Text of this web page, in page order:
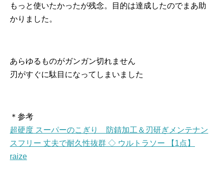
もっと使いたかったが残念。目的は達成したのでまあ助
かりました。
あらゆるものがガンガン切れません
刃がすぐに駄目になってしまいました
＊参考
超硬度 スーパーのこぎり 防錆加工＆刃研ぎメンテナン
スフリー 丈夫で耐久性抜群 ◇ ウルトラソー 【1点】
raize